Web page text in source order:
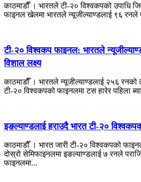
काठमाडौँ । भारतले टी-२० विश्वकपको उपाधि
फाइनल खेलमा भारतले न्यूजील्याण्डलाई ९६ रनले
टी-२० विश्वकप फाइनल: भारतले
विशाल लक्ष्य
काठमाडौँ । भारतले न्यूजील्याण्डलाई २५६ रनको
टी-२० विश्वकपको फाइनलमा टस हारेर पहिला
इङल्याण्डलाई हराउदै भारत टी-२०
काठमाडौँ । भारत जारी टी-२० विश्वकपको
दोस्रो सेमिफाइनलमा इङल्याण्डलाई ७ रनले
फाइनलमा...